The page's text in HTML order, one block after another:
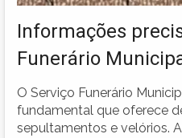
Informações
Funerário
O Serviço Funerário
fundamental que oferece
sepultamentos e velórios.